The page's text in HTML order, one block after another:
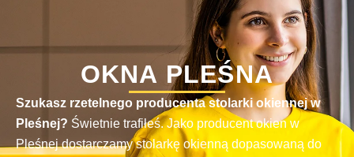
OKNA PLEŚNA
Szukasz rzetelnego producenta stolarki okiennej w
Pleśnej? Świetnie trafiłeś. Jako producent okien w
Pleśnej dostarczamy stolarkę okienną dopasowaną do